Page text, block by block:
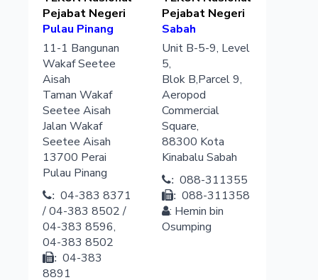
Pejabat Negeri
Pulau Pinang
11-1 Bangunan
Wakaf Seetee
Aisah
Taman Wakaf
Seetee Aisah
Jalan Wakaf
Seetee Aisah
13700 Perai
Pulau Pinang
: 04-383 8371
/ 04-383 8502 /
04-383 8596,
04-383 8502
: 04-383
8891
Pejabat Negeri
Sabah
Unit B-5-9, Level
5,
Blok B,Parcel 9,
Aeropod
Commercial
Square,
88300 Kota
Kinabalu Sabah
: 088-311355
: 088-311358
: Hemin bin
Osumping